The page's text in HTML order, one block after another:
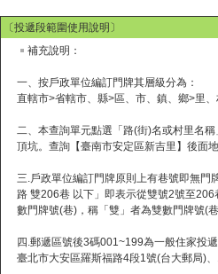
〔投遞段範圍使用說明〕
補充說明：
一、按戶政單位編訂門牌其層級分為：
直轄市>省轄市、縣>區、市、鎮、鄉>里
二、本查詢單元點選「路(街)名或村里名
頂坑。查詢【臺南市安定區新吉里】後面
三.戶政單位編訂門牌原則上有巷號即無門
路 雙206巷 以下」即表示從雙號2號至
數門牌號(巷)，稱「雙」者為雙數門牌號(
四.郵遞區號後3碼001~199為一般住家投
臺北市大安區羅斯福路4段1號(台大郵局)